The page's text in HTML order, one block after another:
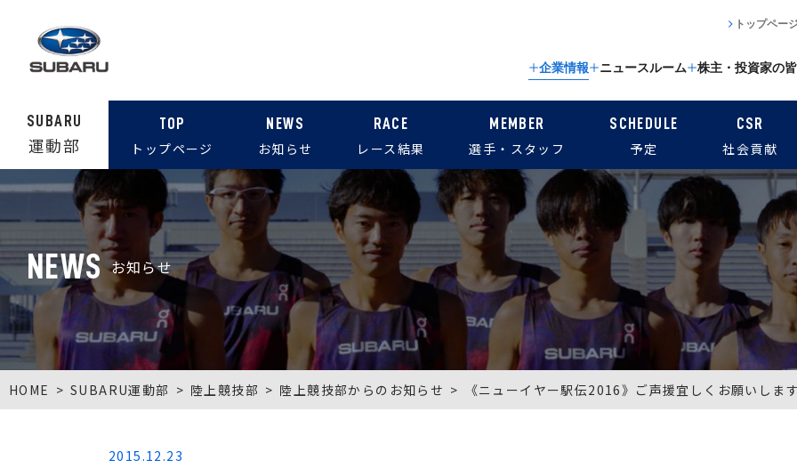
企業情報 ニュースルーム 株主・投資家の
トップペー
SUBARU
運動部
TOP
トップページ
NEWS
お知らせ
RACE
レース結果
MEMBER
選手・スタッフ
SCHEDULE
予定
CSR
社会貢献
NEWS お知らせ
HOME SUBARU運動部 陸上競技部 陸上競技部からのお知らせ 《ニューイヤー駅伝2016》ご声援宜しくお願いします
2015.12.23